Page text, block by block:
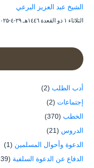
الشيخ عبد العزيز البرعي
الثلاثاء ۱ ذو القعدة ۱٤٤٦هـ ۲۹-٤-۲۰۲۵م
أدب الطلب (2)
إجتماعات (2)
الخطب (370)
الدروس (21)
الدعوة وأحوال المسلمين (1)
الدفاع عن الدعوة السلفية (139)